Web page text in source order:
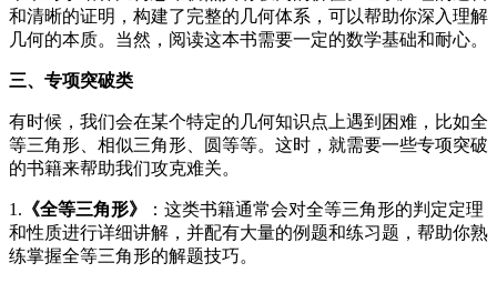
和清晰的证明，构建了完整的几何体系，可以帮助你深入理解
几何的本质。当然，阅读这本书需要一定的数学基础和耐心。
三、专项突破类
有时候，我们会在某个特定的几何知识点上遇到困难，比如全
等三角形、相似三角形、圆等等。这时，就需要一些专项突破
的书籍来帮助我们攻克难关。
1. 《全等三角形》
：这类书籍通常会对全等三角形的判定定理
和性质进行详细讲解，并配有大量的例题和练习题，帮助你熟
练掌握全等三角形的解题技巧。